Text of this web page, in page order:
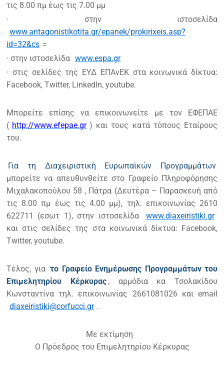
τις 8.00 πμ έως τις 7.00 μμ
· στην ιστοσελίδα
www.antagonistikotita.gr/epanek/prokirixeis.asp?
id=32&cs =
· στην ιστοσελίδα www.espa.gr
· στις σελίδες της ΕΥΔ ΕΠΑνΕΚ στα κοινωνικά δίκτυα:
Facebook, Twitter, LinkedΙn, youtube.
Μπορείτε επίσης να επικοινωνείτε με τον ΕΦΕΠΑΕ
( http://www.efepae.gr ) και τους κατά τόπους Εταίρους
του.
Για τη Διαχειριστική Ευρωπαϊκών Προγραμμάτων
μπορείτε να απευθυνθείτε στο Γραφείο Πληροφόρησης
Μιχαλακοπούλου 58 , Πάτρα (Δευτέρα – Παρασκευή από
τις 8.00 πµ έως τις 4.00 µµ), τηλ. επικοινωνίας 2610
622711 (εσωτ 1), στην ιστοσελίδα
www.diaxeiristiki.gr
και στις σελίδες της στα κοινωνικά δίκτυα: Facebook,
Twitter, youtube.
Τέλος, για το Γραφείο Ενημέρωσης Προγραμμάτων του
Επιμελητηρίου Κέρκυρας , αρμόδια κα Τσολακίδου
Κωνσταντίνα τηλ. επικοινωνίας 2661081026 και email
diaxeiristiki@corfucci.gr .
Με εκτίμηση
Ο Πρόεδρος του Επιμελητηρίου Κέρκυρας